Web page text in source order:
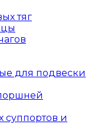
тяг
для подвески
суппортов и